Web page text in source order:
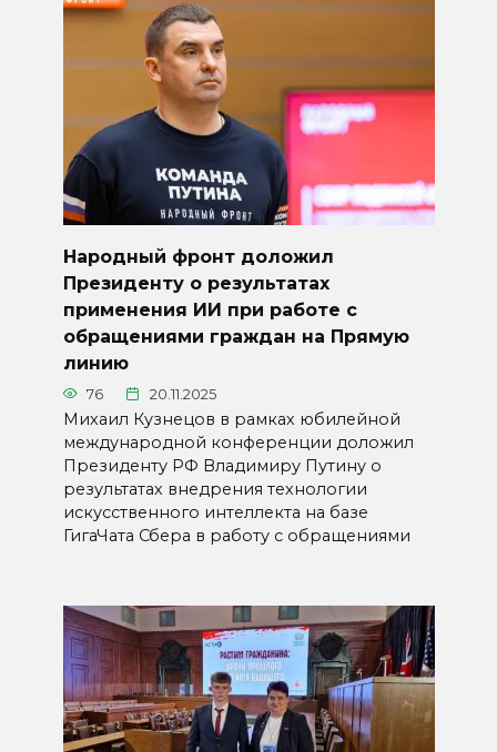
Народный фронт доложил
Президенту о результатах
применения ИИ при работе с
обращениями граждан на Прямую
линию
76 20.11.2025
Михаил Кузнецов в рамках юбилейной
международной конференции доложил
Президенту РФ Владимиру Путину о
результатах внедрения технологии
искусственного интеллекта на базе
ГигаЧата Сбера в работу с обращениями